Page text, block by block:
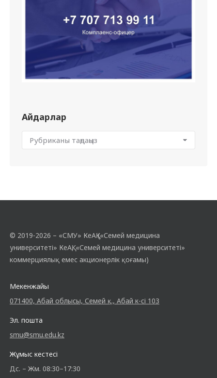
Айдарлар
© 2019-2026 – «СМУ» КеАҚ («Семей медицина
университеті» КеАҚ, «Семей медицина университеті»
коммерциялық емес акционерлік қоғамы)
Мекенжайы
071400, Абай облысы, Семей қ., Абай к-сі 103
Эл. пошта
smu@smu.edu.kz
Жұмыс кестесі
Дс. – Жм. 08:30–17:30